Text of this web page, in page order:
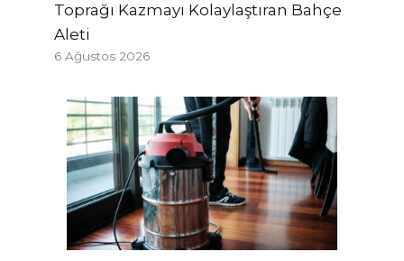
Toprağı Kazmayı Kolaylaştıran Bahçe
Aleti
6 Ağustos 2026